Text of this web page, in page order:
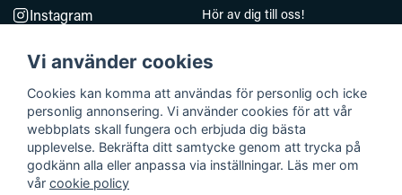
Instagram
Hör av dig till oss!
kundsupport@baddkompaniet.se
Telefon:044-813 00
Org.nr 5594278177
Björkhagavägen 11
28832 Vinslöv
Vi använder cookies
Cookies kan komma att användas för personlig och icke
personlig annonsering. Vi använder cookies för att vår
webbplats skall fungera och erbjuda dig bästa
upplevelse. Bekräfta ditt samtycke genom att trycka på
godkänn alla eller anpassa via inställningar. Läs mer om
vår cookie policy